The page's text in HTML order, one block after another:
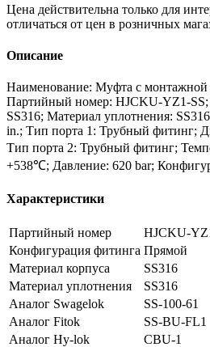
Цена действительна только для
отличаться от цен в розничных
Описание
Наименование: Муфта с
Партийный номер: HJCKU-YZ1-SS;
SS316; Материал уплотнения:
in.; Тип порта 1: Трубный фитинг;
Тип порта 2: Трубный фитинг;
+538℃; Давление: 620 bar;
Характеристики
Партийный номер
HJCKU-
Конфигурация фитинга Прямой
Материал корпуса
SS316
Материал уплотнения
SS316
Аналог Swagelok
SS-100-61
Аналог Fitok
SS-BU-FL1
Аналог Hy-lok
CBU-1